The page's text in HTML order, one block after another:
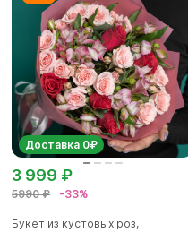
Доставка 0₽
5990 ₽ -33%
3 999 ₽
Букет из кустовых роз,